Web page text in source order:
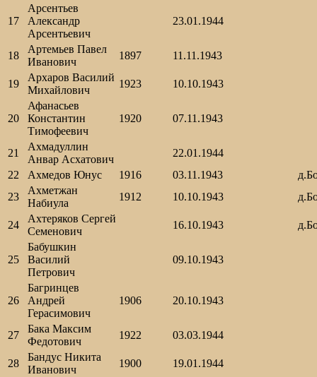
17
Арсентьев
Александр
Арсентьевич
23.01.1944
18
Артемьев Павел
Иванович
1897 11.11.1943
19
Архаров Василий
Михайлович
1923 10.10.1943
20
Афанасьев
Константин
Тимофеевич
1920 07.11.1943
21
Ахмадуллин
Анвар Асхатович
22.01.1944
22
Ахмедов Юнус 1916 03.11.1943
23
Ахметжан
Набиула
1912 10.10.1943
24
Ахтеряков Сергей
Семенович
16.10.1943
25
Бабушкин
Василий
Петрович
09.10.1943
26
Багринцев
Андрей
Герасимович
1906 20.10.1943
27
Бака Максим
Федотович
1922 03.03.1944
28
Бандус Никита
Иванович
1900 19.01.1944